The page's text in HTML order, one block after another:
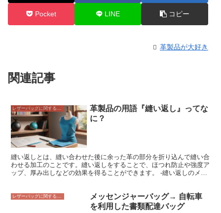
Pocket LINE コピー
革製品が大好き
関連記事
革製品の用語『縫い返し』ってな
に？
縫い返しとは、縫い合わせた後に余った革の部分を折り込んで縫い合
わせる加工のことです。縫い返しをすることで、ほつれ防止や強度ア
ップ、厚み出しなどの効果を得ることができます。 -縫い返しのメリ
縫い目の強度をアップさせることができます。 * -厚み出し-縫い返し
をすることで、革の厚みを出して、より高級感のある仕上がりになり
メッセンジャーバッグ→ 自転車
を利用した書類配達バッグ